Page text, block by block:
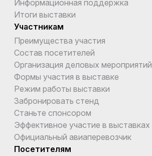
Информационная поддержка
Итоги выставки
Участникам
Преимущества участия
Состав посетителей
Организация деловых мероприятий
Формы участия в выставке
Режим работы выставки
Забронировать стенд
Станьте спонсором
Эффективное участие в выставках
Официальный авиаперевозчик
Посетителям